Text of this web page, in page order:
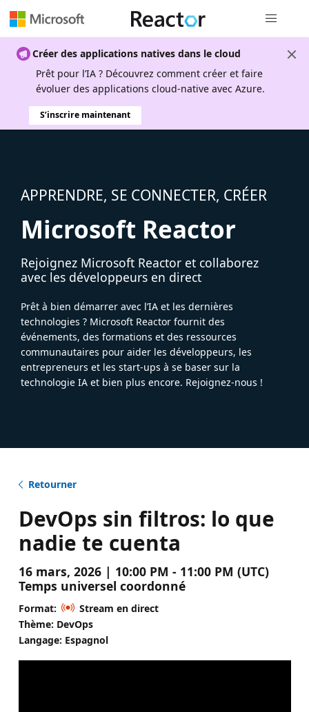
Créer des applications natives dans le cloud
Prêt pour l’IA ? Découvrez comment créer et faire
évoluer des applications cloud-native avec Azure.
S’inscrire maintenant
APPRENDRE, SE CONNECTER, CRÉER
Microsoft Reactor
Rejoignez Microsoft Reactor et collaborez
avec les développeurs en direct
Prêt à bien démarrer avec l’IA et les dernières
technologies ? Microsoft Reactor fournit des
événements, des formations et des ressources
communautaires pour aider les développeurs, les
entrepreneurs et les start-ups à se baser sur la
technologie IA et bien plus encore. Rejoignez-nous !
Retourner
DevOps sin filtros: lo que
nadie te cuenta
16 mars, 2026 | 10:00 PM - 11:00 PM (UTC)
Temps universel coordonné
Format:
Stream en direct
Thème: DevOps
Langage: Espagnol